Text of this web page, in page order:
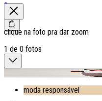
0
clique na foto pra dar zoom
1 de 0 fotos
moda responsável